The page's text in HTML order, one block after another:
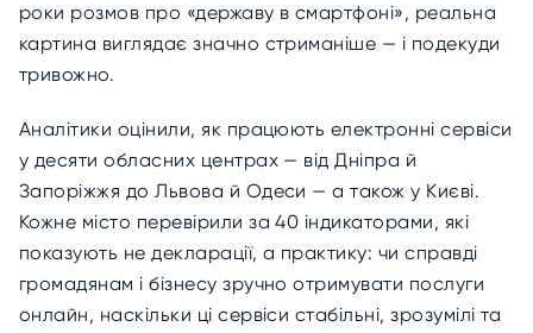
роки розмов про «державу в смартфоні», реальна
картина виглядає значно стриманіше — і подекуди
тривожно.
Аналітики оцінили, як працюють електронні сервіси
у десяти обласних центрах — від Дніпра й
Запоріжжя до Львова й Одеси — а також у Києві.
Кожне місто перевірили за 40 індикаторами, які
показують не декларації, а практику: чи справді
громадянам і бізнесу зручно отримувати послуги
онлайн, наскільки ці сервіси стабільні, зрозумілі та